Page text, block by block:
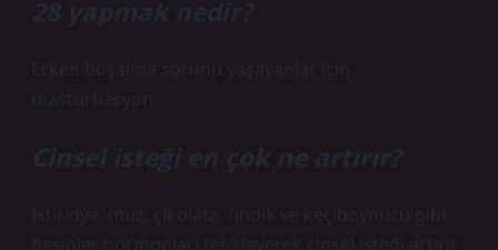
28 yapmak nedir?
Erken boşalma sorunu yaşayanlar için
mastürbasyon.
Cinsel isteği en çok ne artırır?
İstiridye, muz, çikolata, fındık ve keçiboynuzu gibi
besinler hormonları tetikleyerek cinsel isteği artırır.